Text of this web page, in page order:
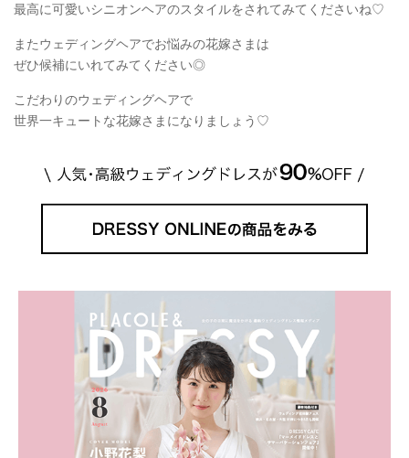
最高に可愛いシニオンヘアのスタイルをされてみてくださいね♡
またウェディングヘアでお悩みの花嫁さまは
ぜひ候補にいれてみてください◎
こだわりのウェディングヘアで
世界一キュートな花嫁さまになりましょう♡